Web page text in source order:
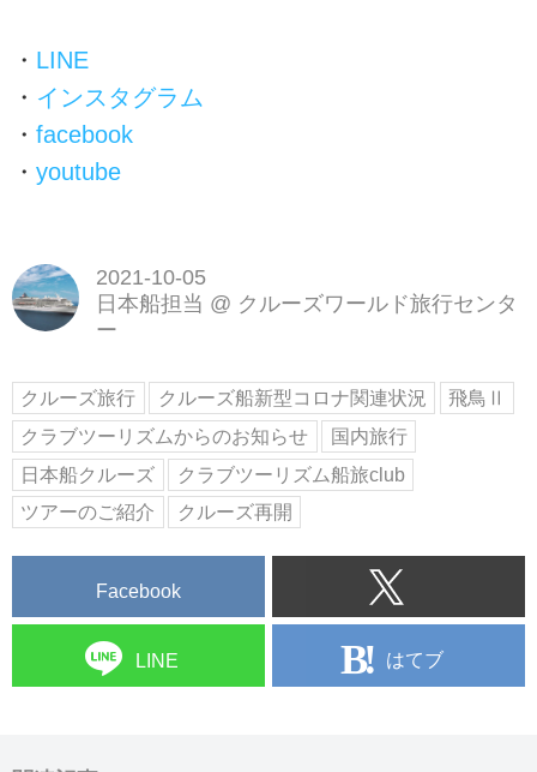
・ LINE
・ インスタグラム
・ facebook
・ youtube
2021-10-05
日本船担当 @ クルーズワールド旅行センタ
ー
クルーズ旅行 クルーズ船新型コロナ関連状況
飛鳥Ⅱ
クラブツーリズムからのお知らせ
国内旅行
日本船クルーズ
クラブツーリズム船旅club
ツアーのご紹介
クルーズ再開
Facebook
LINE はてブ